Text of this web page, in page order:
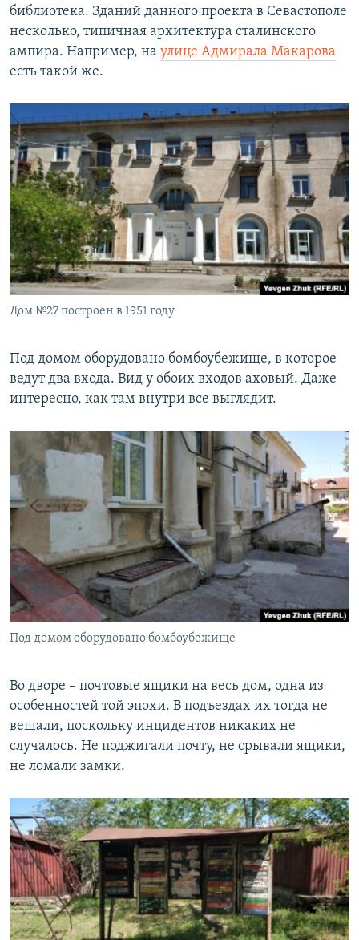
библиотека. Зданий данного проекта в Севастополе
несколько, типичная архитектура сталинского
ампира. Например, на улице Адмирала Макарова
есть такой же.
Дом №27 построен в 1951 году
Под домом оборудовано бомбоубежище, в которое
ведут два входа. Вид у обоих входов аховый. Даже
интересно, как там внутри все выглядит.
Под домом оборудовано бомбоубежище
Во дворе – почтовые ящики на весь дом, одна из
особенностей той эпохи. В подъездах их тогда не
вешали, поскольку инцидентов никаких не
случалось. Не поджигали почту, не срывали ящики,
не ломали замки.